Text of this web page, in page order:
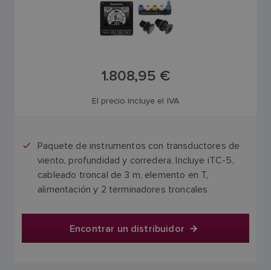
1.808,95 €
El precio incluye el IVA
Paquete de instrumentos con transductores de
viento, profundidad y corredera. Incluye iTC-5,
cableado troncal de 3 m, elemento en T,
alimentación y 2 terminadores troncales
Encontrar un distribuidor